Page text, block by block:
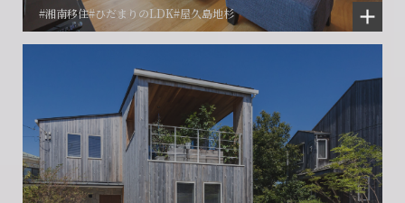
#湘南移住#ひだまりのLDK#屋久島地杉